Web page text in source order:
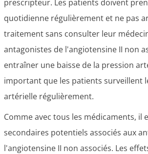
prescripteur. Les patients doivent
quotidienne régulièrement et ne pas
traitement sans consulter leur
antagonistes de l'angiotensine II non
entraîner une baisse de la pression
important que les patients surveillent
artérielle régulièrement.
Comme avec tous les médicaments, il
secondaires potentiels associés aux
l'angiotensine II non associés. Les